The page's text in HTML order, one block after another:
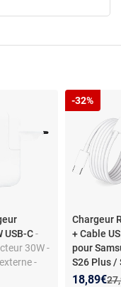
USB-C-
30W -
-
Chargeur
+ Cable
pour
S26 Plus /
S25 / S24
Nouveau
18,89€
-32%